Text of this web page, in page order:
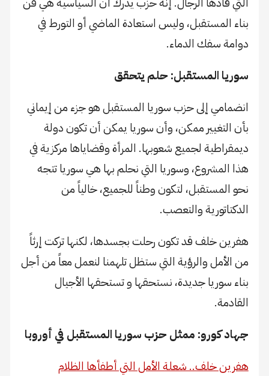
بناء المستقبل، وليس استعادة الماضي أو التورط في
دوامة سفك الدماء.
سوريا المستقبل: حلم يتحقق
انضمامي إلى حزب سوريا المستقبل هو جزء من إيماني
بأن التغيير ممكن، وأن سوريا يمكن أن تكون دولة
ديمقراطية لجميع شعوبها. المرأة وقضاياها مركزية في
هذا المشروع، وسوريا التي نحلم بها هي سوريا تتجه
نحو المستقبل، لتكون وطناً للجميع، خالياً من
الدكتاتورية والتعصب.
هفرين خلف قد تكون رحلت بجسدها، لكنها تركت إرثاً
من الأمل والرؤية التي ستظل تلهمنا لنعمل معاً من أجل
بناء سوريا جديدة، نستحقها و تستحقها الأجيال
القادمة.
جهاد كورو: ممثل حزب سوريا المستقبل في أوروبا
هفرين خلف.. شعلة الأمل التي أطفأها الظلام